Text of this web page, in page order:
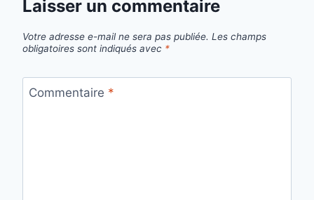
Laisser un commentaire
Votre adresse e-mail ne sera pas publiée. Les champs
obligatoires sont indiqués avec *
Commentaire *